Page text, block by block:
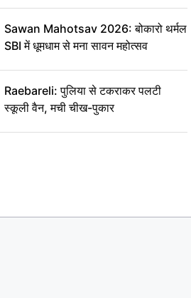
Sawan Mahotsav 2026: बोकारो थर्मल
SBI में धूमधाम से मना सावन महोत्सव
Raebareli: पुलिया से टकराकर पलटी
स्कूली वैन, मची चीख-पुकार